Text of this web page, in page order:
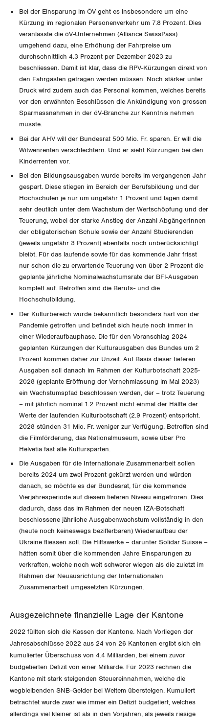
Bei der Einsparung im ÖV geht es insbesondere um eine
Kürzung im regionalen Personenverkehr um 7.8 Prozent. Dies
veranlasste die öV-Unternehmen (Alliance SwissPass)
umgehend dazu, eine Erhöhung der Fahrpreise um
durchschnittlich 4.3 Prozent per Dezember 2023 zu
beschliessen. Damit ist klar, dass die RPV-Kürzungen direkt von
den Fahrgästen getragen werden müssen. Noch stärker unter
Druck wird zudem auch das Personal kommen, welches bereits
vor den erwähnten Beschlüssen die Ankündigung von grossen
Sparmassnahmen in der öV-Branche zur Kenntnis nehmen
musste.
Bei der AHV will der Bundesrat 500 Mio. Fr. sparen. Er will die
Witwenrenten verschlechtern. Und er sieht Kürzungen bei den
Kinderrenten vor.
Bei den Bildungsausgaben wurde bereits im vergangenen Jahr
gespart. Diese stiegen im Bereich der Berufsbildung und der
Hochschulen je nur um ungefähr 1 Prozent und lagen damit
sehr deutlich unter dem Wachstum der Wertschöpfung und der
Teuerung, wobei der starke Anstieg der Anzahl AbgängerInnen
der obligatorischen Schule sowie der Anzahl Studierenden
(jeweils ungefähr 3 Prozent) ebenfalls noch unberücksichtigt
bleibt. Für das laufende sowie für das kommende Jahr frisst
nur schon die zu erwartende Teuerung von über 2 Prozent die
geplante jährliche Nominalwachstumsrate der BFI-Ausgaben
komplett auf. Betroffen sind die Berufs- und die
Hochschulbildung.
Der Kulturbereich wurde bekanntlich besonders hart von der
Pandemie getroffen und befindet sich heute noch immer in
einer Wiederaufbauphase. Die für den Voranschlag 2024
geplanten Kürzungen der Kulturausgaben des Bundes um 2
Prozent kommen daher zur Unzeit. Auf Basis dieser tieferen
Ausgaben soll danach im Rahmen der Kulturbotschaft 2025-
2028 (geplante Eröffnung der Vernehmlassung im Mai 2023)
ein Wachstumspfad beschlossen werden, der – trotz Teuerung
– mit jährlich nominal 1.2 Prozent nicht einmal der Hälfte der
Werte der laufenden Kulturbotschaft (2.9 Prozent) entspricht.
2028 stünden 31 Mio. Fr. weniger zur Verfügung. Betroffen sind
die Filmförderung, das Nationalmuseum, sowie über Pro
Helvetia fast alle Kultursparten.
Die Ausgaben für die Internationale Zusammenarbeit sollen
bereits 2024 um zwei Prozent gekürzt werden und würden
danach, so möchte es der Bundesrat, für die kommende
Vierjahresperiode auf diesem tieferen Niveau eingefroren. Dies
dadurch, dass das im Rahmen der neuen IZA-Botschaft
beschlossene jährliche Ausgabenwachstum vollständig in den
(heute noch keineswegs bezifferbaren) Wiederaufbau der
Ukraine fliessen soll. Die Hilfswerke – darunter Solidar Suisse –
hätten somit über die kommenden Jahre Einsparungen zu
verkraften, welche noch weit schwerer wiegen als die zuletzt im
Rahmen der Neuausrichtung der Internationalen
Zusammenarbeit umgesetzten Kürzungen.
Ausgezeichnete finanzielle Lage der Kantone
2022 füllten sich die Kassen der Kantone. Nach Vorliegen der
Jahresabschlüsse 2022 aus 24 von 26 Kantonen ergibt sich ein
kumulierter Überschuss von 4.4 Milliarden, bei einem zuvor
budgetierten Defizit von einer Milliarde. Für 2023 rechnen die
Kantone mit stark steigenden Steuereinnahmen, welche die
wegbleibenden SNB-Gelder bei Weitem übersteigen. Kumuliert
betrachtet wurde zwar wie immer ein Defizit budgetiert, welches
allerdings viel kleiner ist als in den Vorjahren, als jeweils riesige